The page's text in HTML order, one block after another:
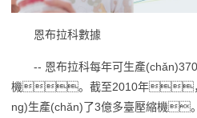
恩布拉科數據
-- 恩布拉科每年可生產
機。截至2010年，
ng)生產(chǎn)了3億多臺壓縮機。